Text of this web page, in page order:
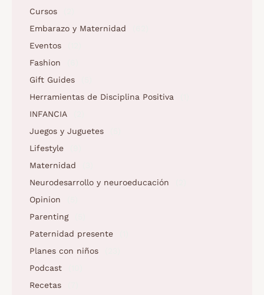
Cursos
Embarazo y Maternidad
Eventos
Fashion
Gift Guides
Herramientas de Disciplina Positiva
INFANCIA
Juegos y Juguetes
Lifestyle
Maternidad
Neurodesarrollo y neuroeducación
Opinion
Parenting
Paternidad presente
Planes con niños
Podcast
Recetas